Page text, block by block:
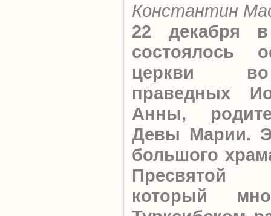
Константин
22 декабря
состоялось
церкви
праведных
Анны,
Девы Марии.
большого
Пресвятой
который